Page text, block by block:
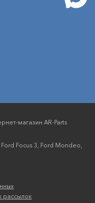
магазин AR-Parts
Focus 3, Ford Mondeo,
рассылок